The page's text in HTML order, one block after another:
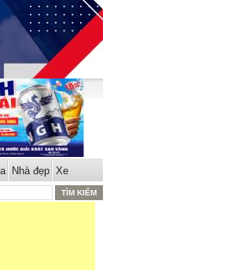
Nhà đẹp Xe